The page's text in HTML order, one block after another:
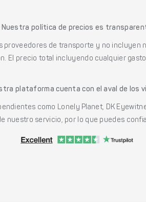
Nuestra política de precios es
proveedores de transporte y no
El precio total incluyendo cualquier
plataforma cuenta con el aval de los
como Lonely Planet, DK
nuestro servicio, por lo que puedes